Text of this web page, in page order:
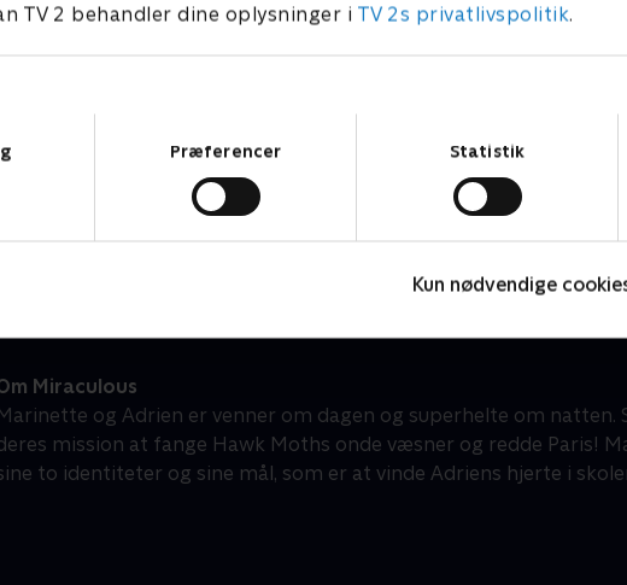
TV 2 behandler dine oplysninger i TV 2s privatlivspolitik.
Præferencer Statistik
Kun nødvendige
Mysticons
Miraculous
Marinette og Adrien er venner om dagen og superhelte om natten.
mission at fange Hawk Moths onde væsner og redde Paris!
to identiteter og sine mål, som er at vinde Adriens hjerte i